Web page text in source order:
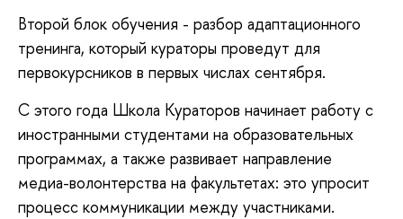
Второй блок обучения - разбор адаптационного
тренинга, который кураторы проведут для
первокурсников в первых числах сентября.
С этого года Школа Кураторов начинает работу с
иностранными студентами на образовательных
программах, а также развивает направление
медиа-волонтерства на факультетах: это упросит
процесс коммуникации между участниками.